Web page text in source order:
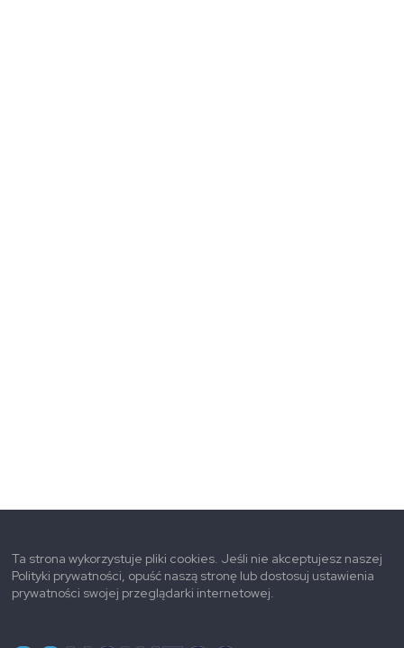
Ta strona wykorzystuje pliki cookies. Jeśli nie akceptujesz naszej
Polityki prywatności, opuść naszą stronę lub dostosuj ustawienia
prywatności swojej przeglądarki internetowej.